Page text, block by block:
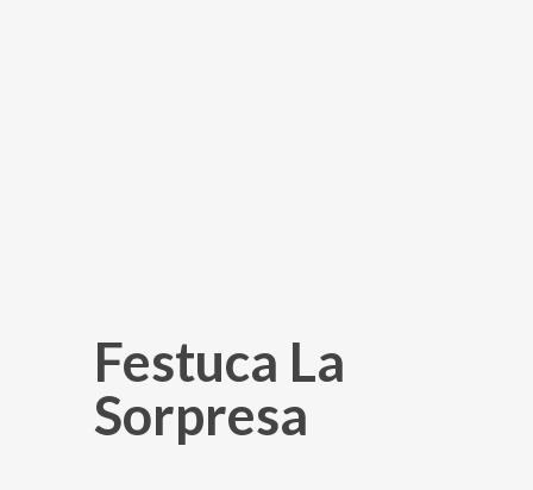
Festuca La
Sorpresa